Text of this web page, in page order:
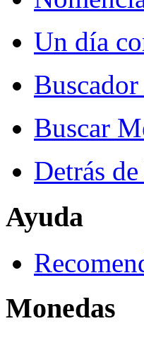
Un día
Buscar
Detrás
Ayuda
Monedas